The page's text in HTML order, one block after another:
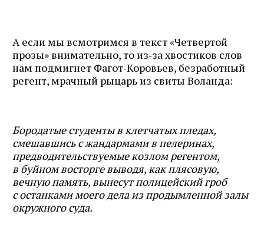
А если мы всмотримся в текст «Четвертой
прозы» внимательно, то из‑за хвостиков слов
нам подмигнет Фагот‑Коровьев, безработный
регент, мрачный рыцарь из свиты Воланда:
Бородатые студенты в клетчатых пледах,
смешавшись с жандармами в пелеринах,
предводительствуемые козлом регентом,
в буйном восторге выводя, как плясовую,
вечную память, вынесут полицейский гроб
с останками моего дела из продымленной залы
окружного суда.